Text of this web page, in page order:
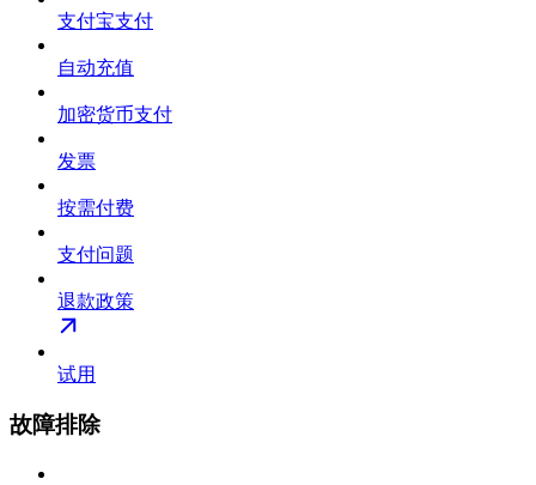
支付宝支付
自动充值
加密货币支付
发票
按需付费
支付问题
退款政策
试用
故障排除